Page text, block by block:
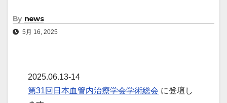
By news
5月 16, 2025
2025.06.13-14
第31回日本血管内治療学会学術総会 に登壇し